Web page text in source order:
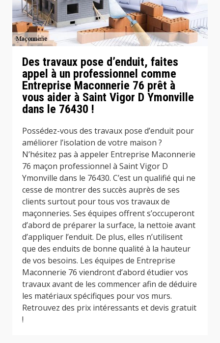
Des travaux pose d’enduit, faites
appel à un professionnel comme
Entreprise Maconnerie 76 prêt à
vous aider à Saint Vigor D Ymonville
dans le 76430 !
Possédez-vous des travaux pose d’enduit pour
améliorer l’isolation de votre maison ?
N’hésitez pas à appeler Entreprise Maconnerie
76 maçon professionnel à Saint Vigor D
Ymonville dans le 76430. C’est un qualifié qui ne
cesse de montrer des succès auprès de ses
clients surtout pour tous vos travaux de
maçonneries. Ses équipes offrent s’occuperont
d’abord de préparer la surface, la nettoie avant
d’appliquer l’enduit. De plus, elles n’utilisent
que des enduits de bonne qualité à la hauteur
de vos besoins. Les équipes de Entreprise
Maconnerie 76 viendront d’abord étudier vos
travaux avant de les commencer afin de déduire
les matériaux spécifiques pour vos murs.
Retrouvez des prix intéressants et devis gratuit
!